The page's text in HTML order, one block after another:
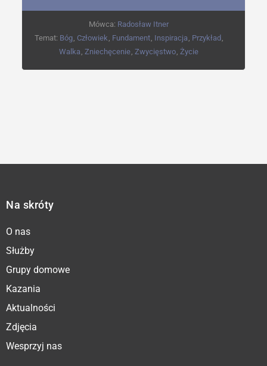
Mówca: Radosław Itner
Temat: Bóg Człowiek Fundament Inspiracja Przykład
Walka ,Zniechęcenie ,Zwycięstwo ,Życie
Na skróty
O nas
Służby
Grupy domowe
Kazania
Aktualności
Zdjęcia
Wesprzyj nas